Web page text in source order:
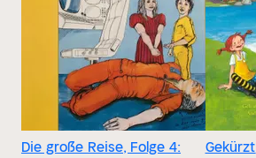
Die große Reise, Folge 4:
Gekürzt